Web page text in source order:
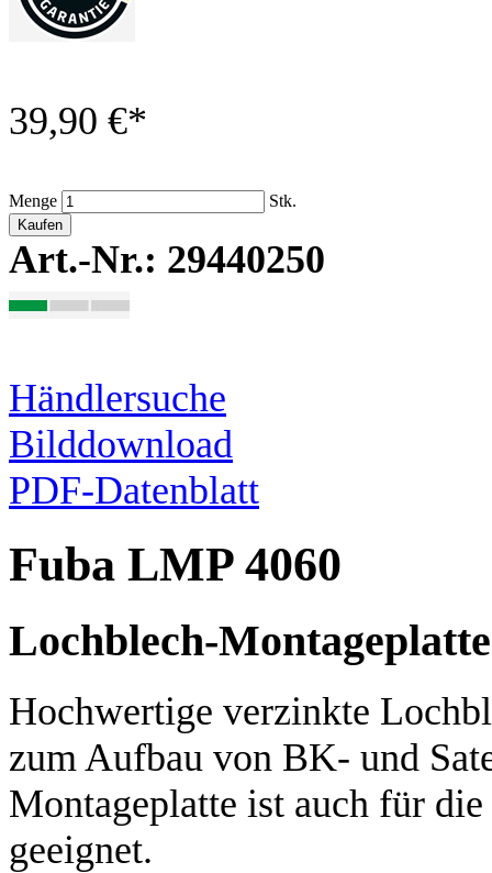
39,90 €*
Menge Stk.
Kaufen
Art.-Nr.: 29440250
Händlersuche
Bilddownload
PDF-Datenblatt
Fuba LMP 4060
Lochblech-Montageplatte
Hochwertige verzinkte
zum Aufbau von BK- und
Montageplatte ist auch für
geeignet.